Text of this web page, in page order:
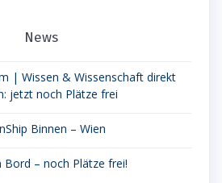
News
| Wissen & Wissenschaft direkt
jetzt noch Plätze frei
Binnen – Wien
Bord – noch Plätze frei!